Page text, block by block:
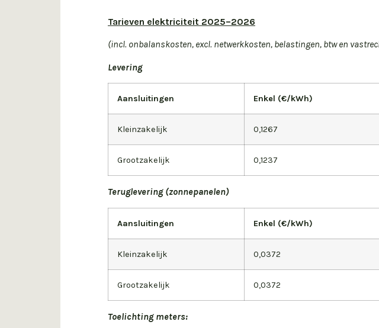
Tarieven elektriciteit 2025–2026
(incl. onbalanskosten, excl. netwerkkosten, belastingen, btw en
Levering
Aansluitingen Enkel (€/kWh)
Kleinzakelijk 0,1267
Grootzakelijk 0,1237
Teruglevering (zonnepanelen)
Aansluitingen Enkel (€/kWh)
Kleinzakelijk 0,0372
Grootzakelijk 0,0372
Toelichting meters: